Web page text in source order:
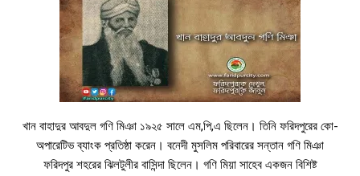
খান বাহাদুর আবদুল গণি মিঞা ১৯২৫ সালে এম,পি,এ ছিলেন। তিনি ফরিদপুরের কো-
অপারেটিভ ব্যাংক প্রতিষ্ঠা করেন। বনেদী মুসলিম পরিবারের সন্তান গণি মিঞা
ফরিদপুর শহরের ঝিলটুলীর বাসিন্দা ছিলেন। গণি মিয়া সাহেব একজন বিশিষ্ট